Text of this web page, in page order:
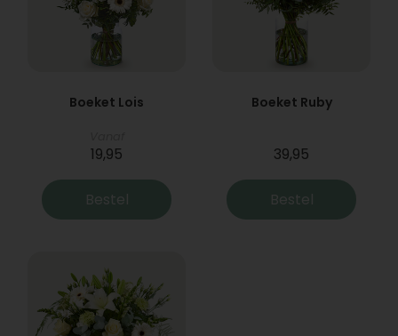
Boeket Lois
19,95
Bestel
Boeket Ruby
39,95
Bestel